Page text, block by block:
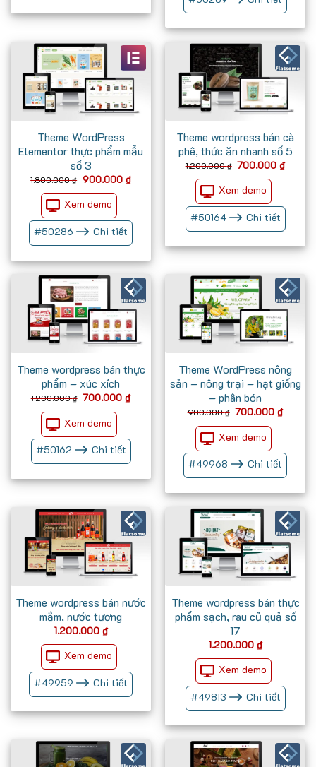
Theme WordPress
Elementor thực phẩm mẫu
số 3
1.800.000₫ Giá
là:
1.800.000 ₫.
900.000 ₫Giá
hiện
Xem demo
#50286 Chi tiết
Theme wordpress bán cà
phê, thức ăn nhanh số 5
1.200.000₫ Giá
là:
1.200.000 ₫.
700.000₫Giá
hiện
Xem demo
#50164 Chi tiết
Theme wordpress bán thực
phẩm – xúc xích
1.200.000₫ Giá
là:
1.200.000 ₫.
700.000₫Giá
hiện
Xem demo
#50162 Chi tiết
Theme WordPress nông
sản – nông trại – hạt giống
– phân bón
900.000₫ Giá
là:
900.000 ₫.
700.000₫Giá
hiện
Xem demo
#49968 Chi tiết
Theme wordpress bán nước
mắm, nước tương
1.200.000 ₫
Xem demo
#49959 Chi tiết
Theme wordpress bán thực
phẩm sạch, rau củ quả số
17
1.200.000 ₫
Xem demo
#49813 Chi tiết